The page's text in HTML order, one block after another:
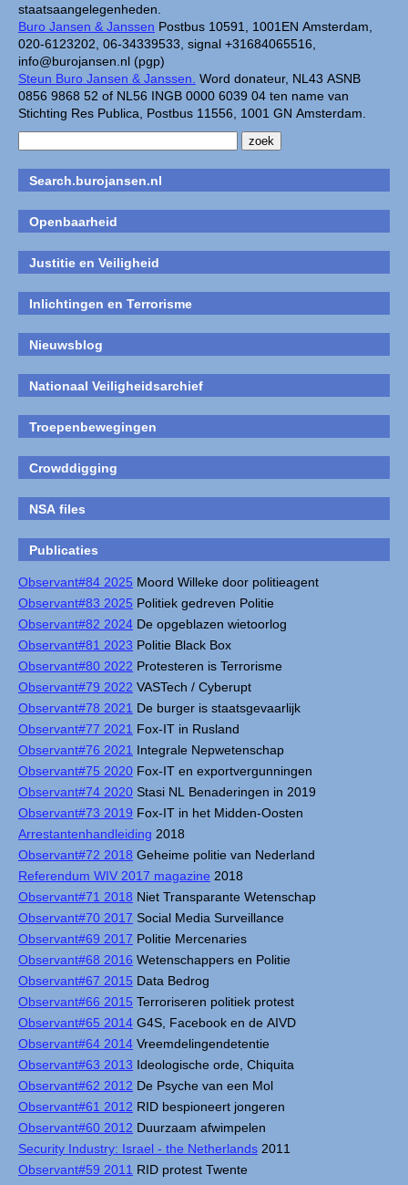
staatsaangelegenheden.
Buro Jansen & Janssen Postbus 10591, 1001EN Amsterdam,
020-6123202, 06-34339533, signal +31684065516,
info@burojansen.nl (pgp)
Steun Buro Jansen & Janssen. Word donateur, NL43 ASNB
0856 9868 52 of NL56 INGB 0000 6039 04 ten name van
Stichting Res Publica, Postbus 11556, 1001 GN Amsterdam.
Search.burojansen.nl
Openbaarheid
Justitie en Veiligheid
Inlichtingen en Terrorisme
Nieuwsblog
Nationaal Veiligheidsarchief
Troepenbewegingen
Crowddigging
NSA files
Publicaties
Observant#84 2025 Moord Willeke door politieagent
Observant#83 2025 Politiek gedreven Politie
Observant#82 2024 De opgeblazen wietoorlog
Observant#81 2023 Politie Black Box
Observant#80 2022 Protesteren is Terrorisme
Observant#79 2022 VASTech / Cyberupt
Observant#78 2021 De burger is staatsgevaarlijk
Observant#77 2021 Fox-IT in Rusland
Observant#76 2021 Integrale Nepwetenschap
Observant#75 2020 Fox-IT en exportvergunningen
Observant#74 2020 Stasi NL Benaderingen in 2019
Observant#73 2019 Fox-IT in het Midden-Oosten
Arrestantenhandleiding 2018
Observant#72 2018 Geheime politie van Nederland
Referendum WIV 2017 magazine 2018
Observant#71 2018 Niet Transparante Wetenschap
Observant#70 2017 Social Media Surveillance
Observant#69 2017 Politie Mercenaries
Observant#68 2016 Wetenschappers en Politie
Observant#67 2015 Data Bedrog
Observant#66 2015 Terroriseren politiek protest
Observant#65 2014 G4S, Facebook en de AIVD
Observant#64 2014 Vreemdelingendetentie
Observant#63 2013 Ideologische orde, Chiquita
Observant#62 2012 De Psyche van een Mol
Observant#61 2012 RID bespioneert jongeren
Observant#60 2012 Duurzaam afwimpelen
Security Industry: Israel - the Netherlands 2011
Observant#59 2011 RID protest Twente